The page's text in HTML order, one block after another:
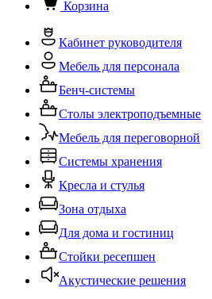
Корзина
Кабинет руководителя
Мебель для персонала
Бенч-системы
Столы электроподъемные
Мебель для переговорной
Системы хранения
Кресла и стулья
Зона отдыха
Для дома и гостиниц
Стойки ресепшен
Акустические решения